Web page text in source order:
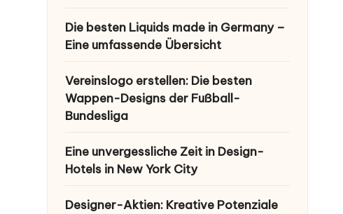
Die besten Liquids made in Germany –
Eine umfassende Übersicht
Vereinslogo erstellen: Die besten
Wappen-Designs der Fußball-
Bundesliga
Eine unvergessliche Zeit in Design-
Hotels in New York City
Designer-Aktien: Kreative Potenziale